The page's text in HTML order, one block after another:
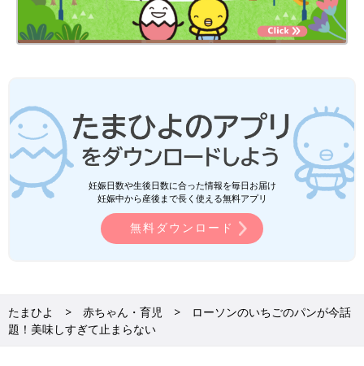
妊娠日数や生後日数に合った情報を毎日お届け
妊娠中から産後まで長く使える無料アプリ
無料ダウンロード
たまひよ 赤ちゃん・育児
ローソンのいちごのパンが今話
題！美味しすぎて止まらない